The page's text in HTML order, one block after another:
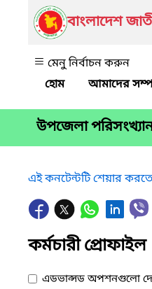
বাংলাদেশ
মেনু নির্বাচন করুন
আমাদের
উপজেলা
এই কনটেন্টটি শেয়ার
কর্মচারী প্রোফাইল
এডভান্সড অপশনগুলো